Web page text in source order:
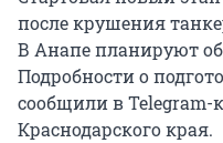
после крушения
В Анапе планируют
Подробности о
сообщили в Telegram-
Краснодарского края.